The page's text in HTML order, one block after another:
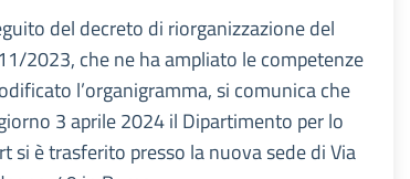
del decreto di riorganizzazione del
2023, che ne ha ampliato le competenze
l’organigramma, si comunica che
3 aprile 2024 il Dipartimento per lo
si è trasferito presso la nuova sede di Via